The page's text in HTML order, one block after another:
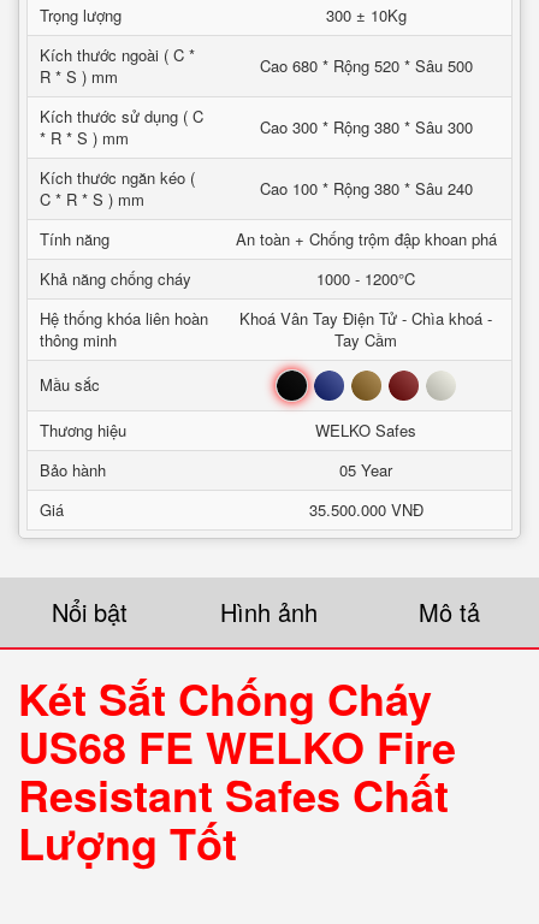
Trọng lượng
300 ± 10Kg
Kích thước ngoài ( C *
R * S ) mm
Cao 680 * Rộng 520 * Sâu 500
Kích thước sử dụng ( C
* R * S ) mm
Cao 300 * Rộng 380 * Sâu 300
Kích thước ngăn kéo (
C * R * S ) mm
Cao 100 * Rộng 380 * Sâu 240
Tính năng
An toàn + Chống trộm đập khoan phá
Khả năng chống cháy
1000 - 1200°C
Hệ thống khóa liên hoàn
thông minh
Khoá Vân Tay Điện Tử - Chìa khoá -
Tay Cầm
Mầu sắc
Đen Xanh Nâu Đỏ Trắng
Thương hiệu
WELKO Safes
Bảo hành
05 Year
Giá
35.500.000 VNĐ
Nổi bật Hình ảnh Mô tả
Két Sắt Chống Cháy
US68 FE WELKO Fire
Resistant Safes Chất
Lượng Tốt